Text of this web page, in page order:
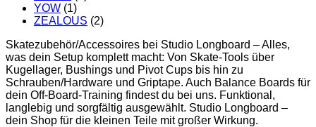
YOW (1)
ZEALOUS (2)
Skatezubehör/Accessoires bei Studio Longboard – Alles,
was dein Setup komplett macht: Von Skate-Tools über
Kugellager, Bushings und Pivot Cups bis hin zu
Schrauben/Hardware und Griptape. Auch Balance Boards für
dein Off-Board-Training findest du bei uns. Funktional,
langlebig und sorgfältig ausgewählt. Studio Longboard –
dein Shop für die kleinen Teile mit großer Wirkung.